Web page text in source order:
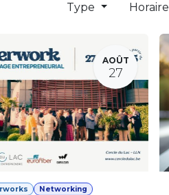
Type Horaire
AOÛT
27
Networking